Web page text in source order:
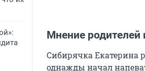
Мнение родителей
Сибирячка Екатерина
однажды начал